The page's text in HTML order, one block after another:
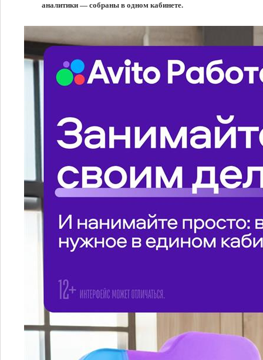
аналитики — собраны в одном кабинете.